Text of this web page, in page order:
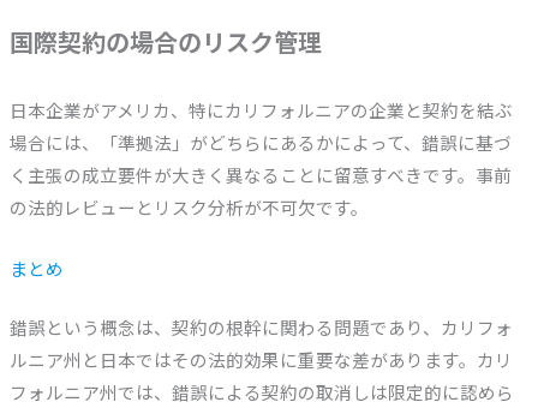
国際契約の場合のリスク管理
日本企業がアメリカ、特にカリフォルニアの企業と契約を結ぶ
場合には、「準拠法」がどちらにあるかによって、錯誤に基づ
く主張の成立要件が大きく異なることに留意すべきです。事前
の法的レビューとリスク分析が不可欠です。
まとめ
錯誤という概念は、契約の根幹に関わる問題であり、カリフォ
ルニア州と日本ではその法的効果に重要な差があります。カリ
フォルニア州では、錯誤による契約の取消しは限定的に認めら